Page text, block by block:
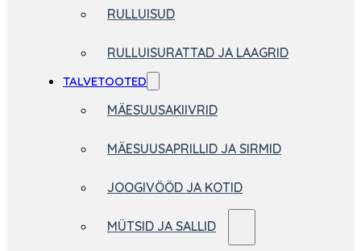
RULLUISUD
RULLUISURATTAD JA LAAGRID
TALVETOOTED
MÄESUUSAKIIVRID
MÄESUUSAPRILLID JA SIRMID
JOOGIVÖÖD JA KOTID
MÜTSID JA SALLID